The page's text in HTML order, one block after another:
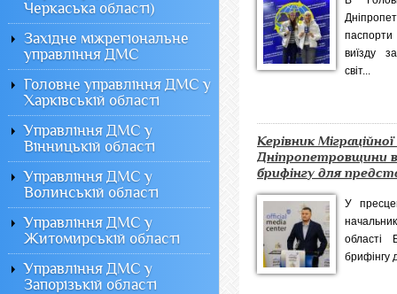
виїзду
світ...
Керівник
Дніпропетровщини
брифінгу для
У
області
брифінгу
Черкаська області)
Західне міжрегіональне
управління ДМС
Головне управління ДМС у
Харківській області
Управління ДМС у
Вінницькій області
Управління ДМС у
Волинській області
Управління ДМС у
Житомирській області
Управління ДМС у
Запорізькій області